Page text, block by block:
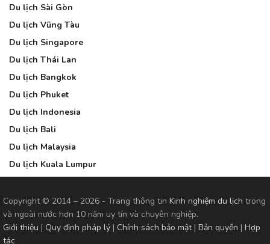
Du lịch Sài Gòn
Du lịch Vũng Tàu
Du lịch Singapore
Du lịch Thái Lan
Du lịch Bangkok
Du lịch Phuket
Du lịch Indonesia
Du lịch Bali
Du lịch Malaysia
Du lịch Kuala Lumpur
Copyright © 2014 – 2026 - Trang thông tin Kinh nghiệm du lịch trong
và ngoài nước hơn 10 năm uy tín và chuyên nghiệp.
Giới thiệu | Quy định pháp lý | Chính sách bảo mật| Bản quyền | Hợp
tác